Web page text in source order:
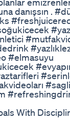
danışsın .
#elmasuyu
With